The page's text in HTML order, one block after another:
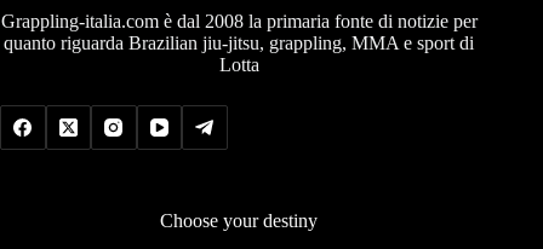
Grappling-italia.com è dal 2008 la primaria fonte di notizie per
quanto riguarda Brazilian jiu-jitsu, grappling, MMA e sport di
Lotta
Choose your destiny